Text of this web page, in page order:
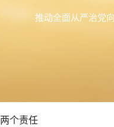
大事记
推动全面从严治党
两个责任